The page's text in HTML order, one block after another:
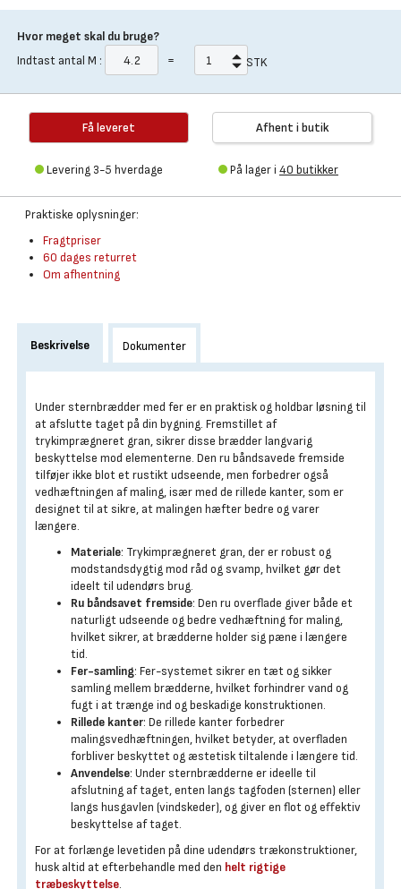
Hvor meget skal du bruge?
Indtast antal M : = STK
Få leveret
Levering 3-5 hverdage
Afhent i butik
På lager i 40 butikker
Praktiske oplysninger:
Fragtpriser
60 dages returret
Om afhentning
Beskrivelse Dokumenter
Under sternbrædder med fer er en praktisk og holdbar løsning til
at afslutte taget på din bygning. Fremstillet af
trykimprægneret gran, sikrer disse brædder langvarig
beskyttelse mod elementerne. Den ru båndsavede fremside
tilføjer ikke blot et rustikt udseende, men forbedrer også
vedhæftningen af maling, især med de rillede kanter, som er
designet til at sikre, at malingen hæfter bedre og varer
længere.
Materiale: Trykimprægneret gran, der er robust og
modstandsdygtig mod råd og svamp, hvilket gør det
ideelt til udendørs brug.
Ru båndsavet fremside: Den ru overflade giver både et
naturligt udseende og bedre vedhæftning for maling,
hvilket sikrer, at brædderne holder sig pæne i længere
tid.
Fer-samling: Fer-systemet sikrer en tæt og sikker
samling mellem brædderne, hvilket forhindrer vand og
fugt i at trænge ind og beskadige konstruktionen.
Rillede kanter: De rillede kanter forbedrer
malingsvedhæftningen, hvilket betyder, at overfladen
forbliver beskyttet og æstetisk tiltalende i længere tid.
Anvendelse: Under sternbrædderne er ideelle til
afslutning af taget, enten langs tagfoden (sternen) eller
langs husgavlen (vindskeder), og giver en flot og effektiv
beskyttelse af taget.
For at forlænge levetiden på dine udendørs trækonstruktioner,
husk altid at efterbehandle med den helt rigtige
træbeskyttelse.